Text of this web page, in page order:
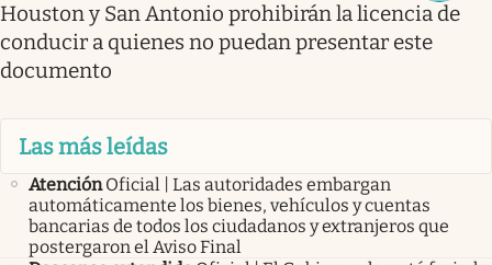
Houston y San Antonio prohibirán la licencia de
conducir a quienes no puedan presentar este
documento
Las más leídas
Atención Oficial | Las autoridades embargan
automáticamente los bienes, vehículos y cuentas
bancarias de todos los ciudadanos y extranjeros que
postergaron el Aviso Final